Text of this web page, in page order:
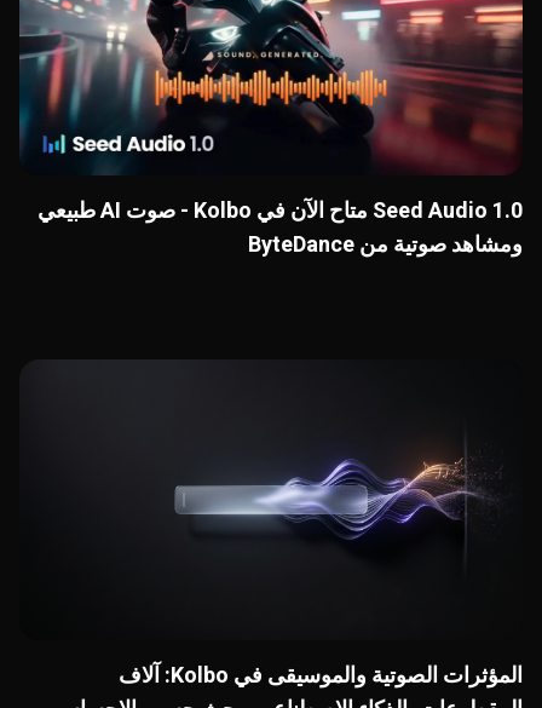
Seed Audio 1.0 متاح الآن في Kolbo - صوت AI طبيعي
ومشاهد صوتية من ByteDance
المؤثرات الصوتية والموسيقى في Kolbo: آلاف